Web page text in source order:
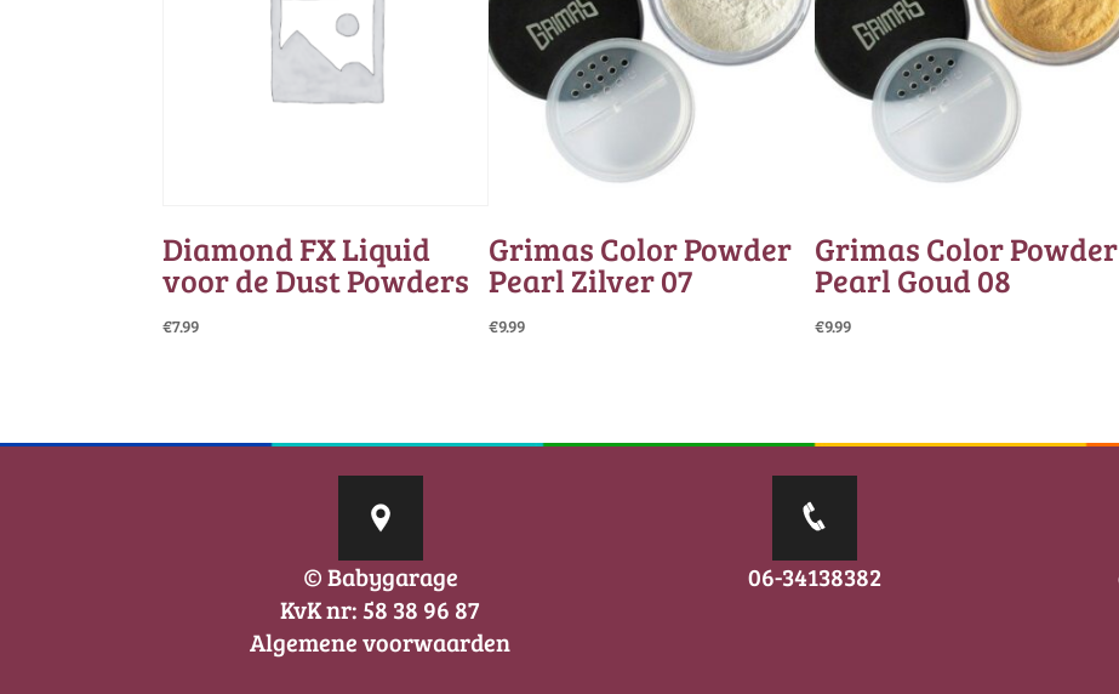
Diamond FX Liquid
voor de Dust Powders
€7.99
Grimas Color Powder
Pearl Zilver 07
€9.99
Grimas Color Powder
Pearl Goud 08
€9.99
© Babygarage
KvK nr: 58 38 96 87
Algemene voorwaarden
06-34138382